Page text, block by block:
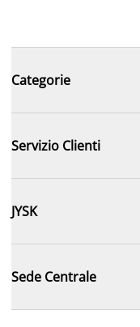
Categorie
Servizio Clienti
JYSK
Sede Centrale